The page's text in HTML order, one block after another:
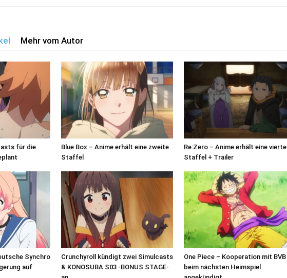
Mehr vom Autor
für die
Blue Box – Anime erhält eine zweite
Staffel
Re:Zero – Anime erhält eine vierte
Staffel + Trailer
Synchro
auf
Crunchyroll kündigt zwei Simulcasts
& KONOSUBA S03 -BONUS STAGE-
One Piece – Kooperation mit BVB
beim nächsten Heimspiel